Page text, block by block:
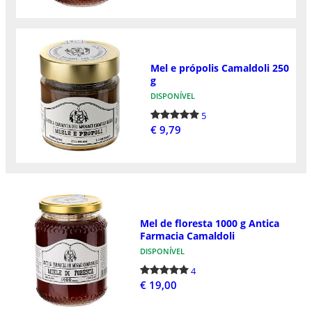
Mel e própolis Camaldoli 250
g
DISPONÍVEL
5
€ 9,79
Mel de floresta 1000 g Antica
Farmacia Camaldoli
DISPONÍVEL
4
€ 19,00